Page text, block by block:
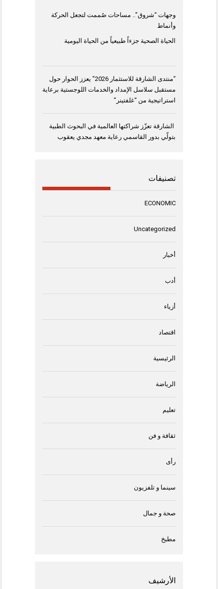
وجهات “شروق”.. مساحات صُممت لتجعل الحركة
وأنماط
الحياة الصحية جزءاً طبيعياً من الحياة اليومية
“منتدى الشارقة للاستثمار 2026” يعزز الحوار حول
مستقبل سلاسل الإمداد والخدمات اللوجستية برعاية
استراتيجية من “غلفتينر”
الشارقة تعزّز شراكتها العالمية في البحوث الطبية
بتولّي بدور القاسمي رعاية معهد مجدي يعقوب
تصنيفات
ECONOMIC
Uncategorized
أخبار
أدب
أزياء
اقتصاد
الرئيسية
الرياضة
تعليم
ثقافة و فن
رأى
سينما و تلفزيون
صحة و جمال
مطبخ
الأرشيف